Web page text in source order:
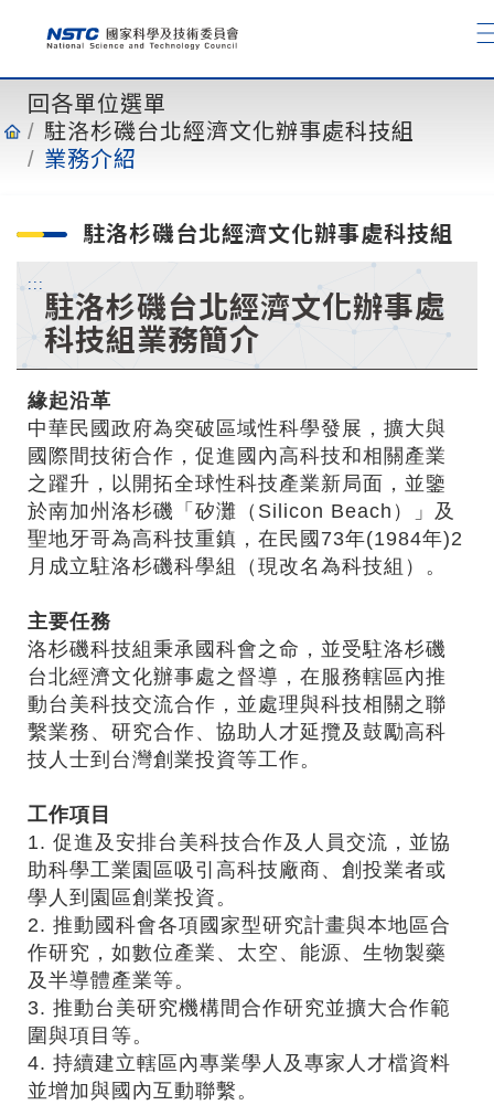
回各單位選單
駐洛杉磯台北經濟文化辦事處科技組
業務介紹
駐洛杉磯台北經濟文化辦事處科技組
:::
駐洛杉磯台北經濟文化辦事處
科技組業務簡介
緣起沿革
中華民國政府為突破區域性科學發展，擴大與
國際間技術合作，促進國內高科技和相關產業
之躍升，以開拓全球性科技產業新局面，並鑒
於南加州洛杉磯「矽灘（Silicon Beach）」及
聖地牙哥為高科技重鎮，在民國73年(1984年)2
月成立駐洛杉磯科學組（現改名為科技組）。
主要任務
洛杉磯科技組秉承國科會之命，並受駐洛杉磯
台北經濟文化辦事處之督導，在服務轄區內推
動台美科技交流合作，並處理與科技相關之聯
繫業務、研究合作、協助人才延攬及鼓勵高科
技人士到台灣創業投資等工作。
工作項目
1. 促進及安排台美科技合作及人員交流，並協
助科學工業園區吸引高科技廠商、創投業者或
學人到園區創業投資。
2. 推動國科會各項國家型研究計畫與本地區合
作研究，如數位產業、太空、能源、生物製藥
及半導體產業等。
3. 推動台美研究機構間合作研究並擴大合作範
圍與項目等。
4. 持續建立轄區內專業學人及專家人才檔資料
並增加與國內互動聯繫。